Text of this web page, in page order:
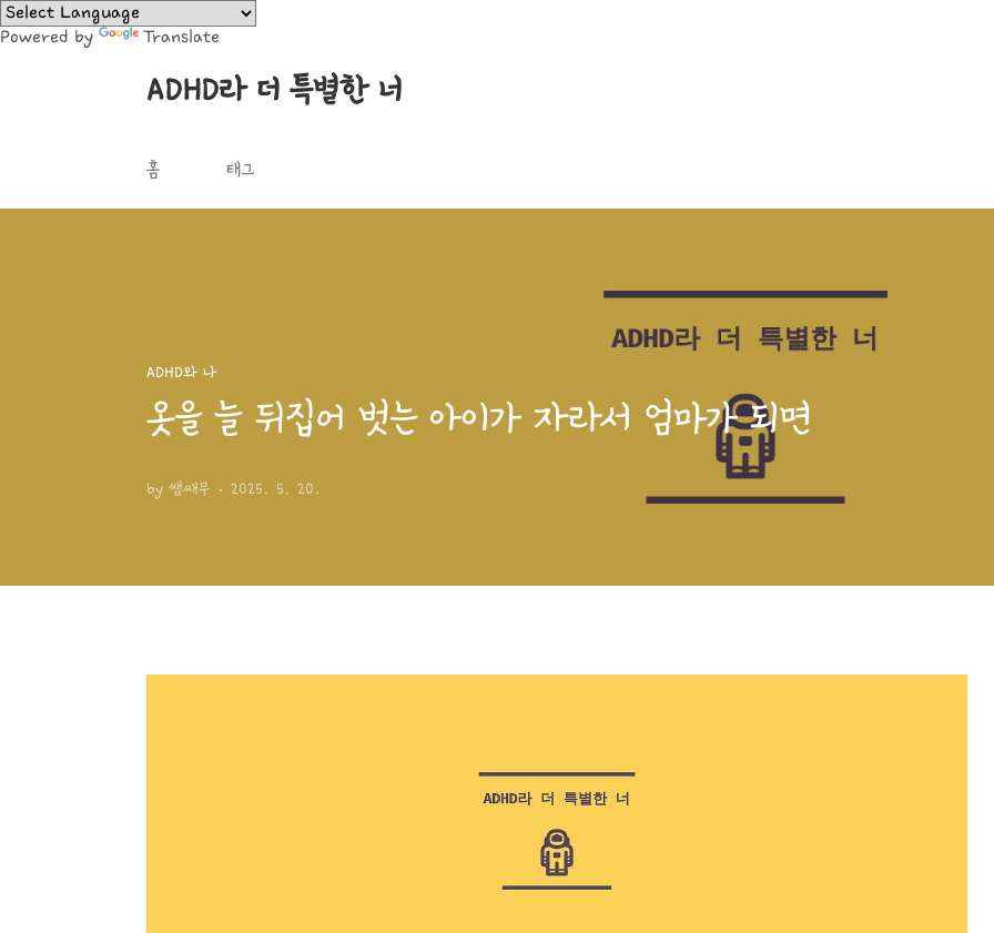
Powered by Translate
본문 바로가기
ADHD라 더 특별한 너
홈 태그
ADHD와 나
옷을 늘 뒤집어 벗는 아이가 자라서 엄마가 되면
by 쌤쌔무 2025. 5. 20.